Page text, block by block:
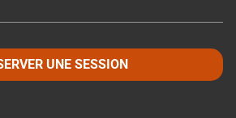
UNE SESSION